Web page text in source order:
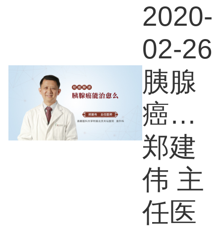
2020-
02-26
胰腺
癌能
治愈
么
郑建
伟 主
任医